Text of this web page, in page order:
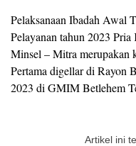
Pelaksanaan Ibadah Awal
Pelayanan tahun 2023
Minsel – Mitra merupakan
Pertama digellar di Rayon
2023 di GMIM Betlehem
Artikel ini